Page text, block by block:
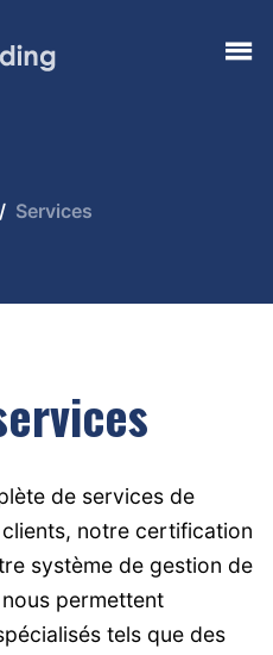
Services
de services de
notre certification
système de gestion de
permettent
tels que des